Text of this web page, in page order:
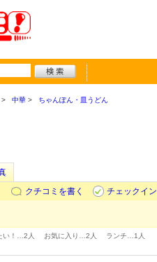
中華 ちゃんぽん・皿うどん
クチコミを書く
チェックイン
い！… 2人 お気に入り… 2人 ランチ… 1人